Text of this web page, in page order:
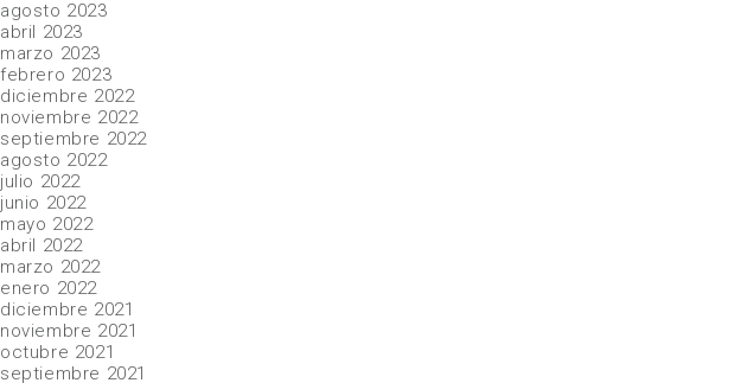
agosto 2023
abril 2023
marzo 2023
febrero 2023
diciembre 2022
noviembre 2022
septiembre 2022
agosto 2022
julio 2022
junio 2022
mayo 2022
abril 2022
marzo 2022
enero 2022
diciembre 2021
noviembre 2021
octubre 2021
septiembre 2021